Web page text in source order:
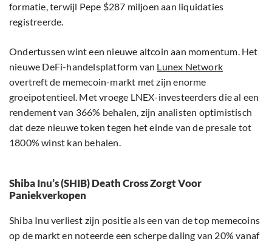
formatie, terwijl Pepe $287 miljoen aan liquidaties
registreerde.
Ondertussen wint een nieuwe altcoin aan momentum. Het
nieuwe DeFi-handelsplatform van Lunex Network
overtreft de memecoin-markt met zijn enorme
groeipotentieel. Met vroege LNEX-investeerders die al een
rendement van 366% behalen, zijn analisten optimistisch
dat deze nieuwe token tegen het einde van de presale tot
1800% winst kan behalen.
Shiba Inu’s (SHIB) Death Cross Zorgt Voor
Paniekverkopen
Shiba Inu verliest zijn positie als een van de top memecoins
op de markt en noteerde een scherpe daling van 20% vanaf